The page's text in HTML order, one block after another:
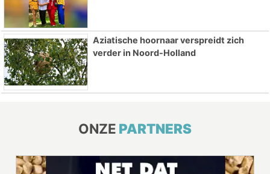
Aziatische hoornaar verspreidt zich
verder in Noord-Holland
ONZE PARTNERS